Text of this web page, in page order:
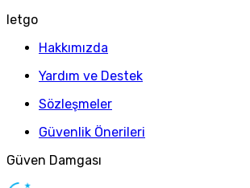
letgo
Hakkımızda
Yardım ve Destek
Sözleşmeler
Güvenlik Önerileri
Güven Damgası